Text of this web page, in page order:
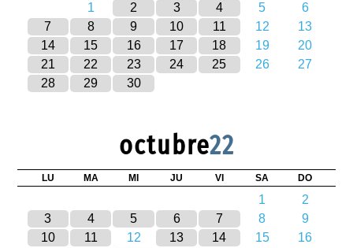
1 2 3 4 5
6
7
8 9 10 11 12
13
14
15 16 17 18 19
20
21
22 23 24 25 26
27
28
29 30
octubre22
LU MA MI JU VI SA DO
1
2
3
4 5 6 7 8
9
10
11 12 13 14 15
16